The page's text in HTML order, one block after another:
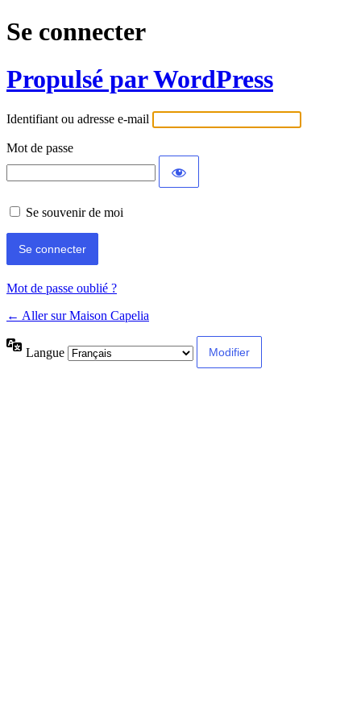
Se connecter
Propulsé par WordPress
Identifiant ou adresse e-mail
Mot de passe
Se souvenir de moi
Mot de passe oublié ?
← Aller sur Maison Capelia
Langue